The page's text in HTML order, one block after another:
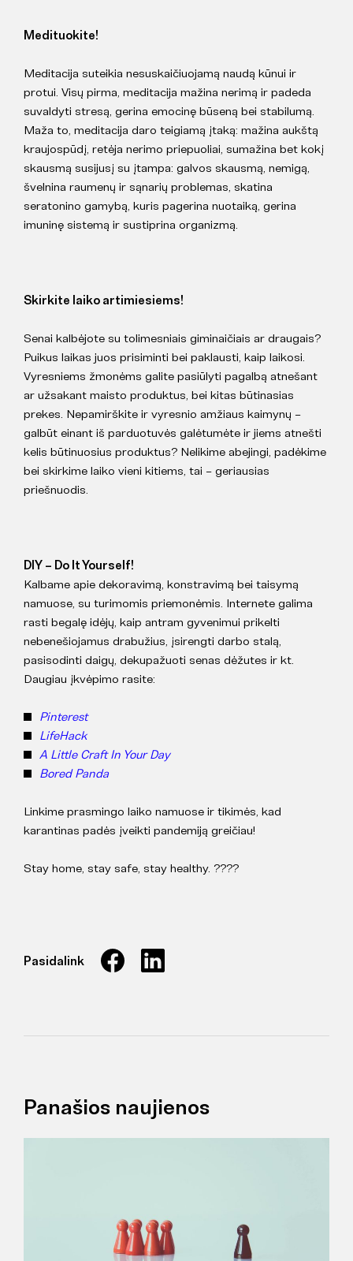
Medituokite!
Meditacija suteikia nesuskaičiuojamą naudą kūnui ir
protui. Visų pirma, meditacija mažina nerimą ir padeda
suvaldyti stresą, gerina emocinę būseną bei stabilumą.
Maža to, meditacija daro teigiamą įtaką: mažina aukštą
kraujospūdį, retėja nerimo priepuoliai, sumažina bet kokį
skausmą susijusį su įtampa: galvos skausmą, nemigą,
švelnina raumenų ir sąnarių problemas, skatina
seratonino gamybą, kuris pagerina nuotaiką, gerina
imuninę sistemą ir sustiprina organizmą.
Skirkite laiko artimiesiems!
Senai kalbėjote su tolimesniais giminaičiais ar draugais?
Puikus laikas juos prisiminti bei paklausti, kaip laikosi.
Vyresniems žmonėms galite pasiūlyti pagalbą atnešant
ar užsakant maisto produktus, bei kitas būtinasias
prekes. Nepamirškite ir vyresnio amžiaus kaimynų –
galbūt einant iš parduotuvės galėtumėte ir jiems atnešti
kelis būtinuosius produktus? Nelikime abejingi, padėkime
bei skirkime laiko vieni kitiems, tai – geriausias
priešnuodis.
DIY – Do It Yourself!
Kalbame apie dekoravimą, konstravimą bei taisymą
namuose, su turimomis priemonėmis. Internete galima
rasti begalę idėjų, kaip antram gyvenimui prikelti
nebenešiojamus drabužius, įsirengti darbo stalą,
pasisodinti daigų, dekupažuoti senas dėžutes ir kt.
Daugiau įkvėpimo rasite:
Pinterest
LifeHack
A Little Craft In Your Day
Bored Panda
Linkime prasmingo laiko namuose ir tikimės, kad
karantinas padės įveikti pandemiją greičiau!
Stay home, stay safe, stay healthy. ????
Pasidalink
Panašios naujienos